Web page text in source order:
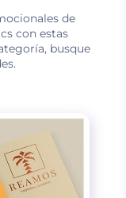
de
con estas
busque